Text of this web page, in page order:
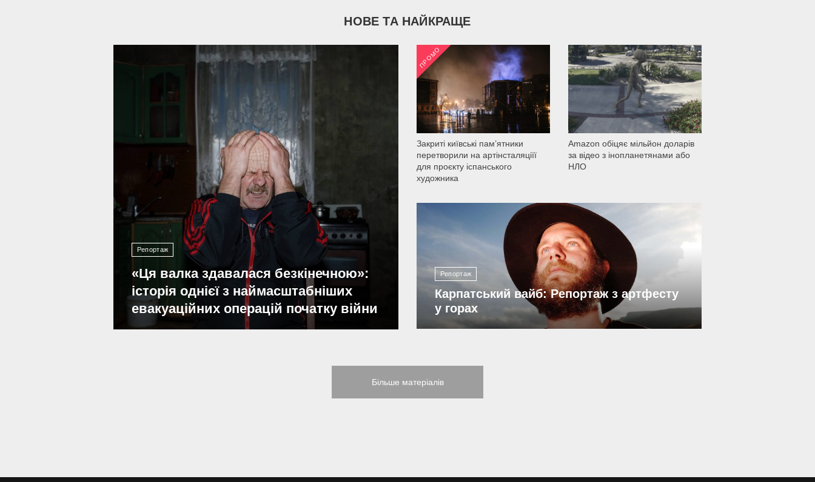
НОВЕ ТА НАЙКРАЩЕ
Репортаж
«Ця валка здавалася безкінечною»:
історія однієї з наймасштабніших
евакуаційних операцій початку війни
ПРОМО
Закриті київські пам’ятники
перетворили на артінсталяціїї
для проєкту іспанського
художника
2 035
Amazon обіцяє мільйон доларів
за відео з інопланетянами або
НЛО
1 501
Репортаж
Карпатський вайб: Репортаж з артфесту
у горах
Більше матеріалів